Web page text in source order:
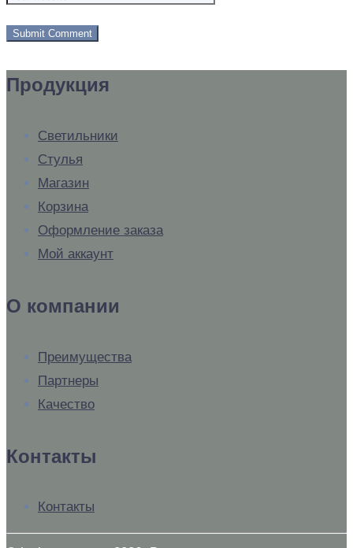
Продукция
Светильники
Стулья
Магазин
Корзина
Оформление заказа
Мой аккаунт
О компании
Преимущества
Партнеры
Качество
Контакты
Контакты